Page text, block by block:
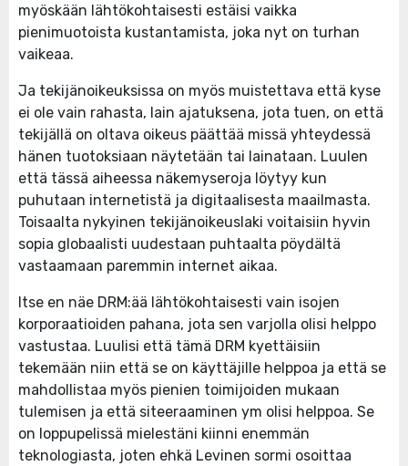
myöskään lähtökohtaisesti estäisi vaikka
pienimuotoista kustantamista, joka nyt on turhan
vaikeaa.
Ja tekijänoikeuksissa on myös muistettava että kyse
ei ole vain rahasta, lain ajatuksena, jota tuen, on että
tekijällä on oltava oikeus päättää missä yhteydessä
hänen tuotoksiaan näytetään tai lainataan. Luulen
että tässä aiheessa näkemyseroja löytyy kun
puhutaan internetistä ja digitaalisesta maailmasta.
Toisaalta nykyinen tekijänoikeuslaki voitaisiin hyvin
sopia globaalisti uudestaan puhtaalta pöydältä
vastaamaan paremmin internet aikaa.
Itse en näe DRM:ää lähtökohtaisesti vain isojen
korporaatioiden pahana, jota sen varjolla olisi helppo
vastustaa. Luulisi että tämä DRM kyettäisiin
tekemään niin että se on käyttäjille helppoa ja että se
mahdollistaa myös pienien toimijoiden mukaan
tulemisen ja että siteeraaminen ym olisi helppoa. Se
on loppupelissä mielestäni kiinni enemmän
teknologiasta, joten ehkä Levinen sormi osoittaa